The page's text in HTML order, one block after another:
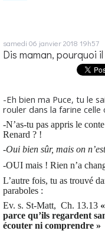
samedi 06 janvier 2018 19h57
Dis maman, pourquoi
-Eh bien ma Puce, tu le
rouler dans la farine celle
-N’as-tu pas appris le
Renard ? !
-Oui bien sûr, mais on
-OUI mais ! Rien n’a
L’autre fois, tu as trouvé
paraboles :
Ev. s. St-Matt, Ch. 13.13
parce qu’ils regardent
écouter ni comprendre »